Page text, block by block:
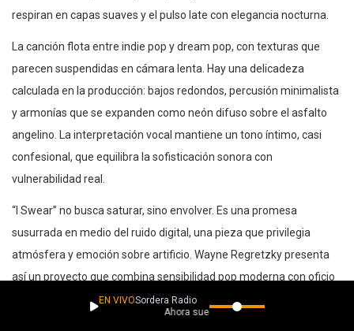
respiran en capas suaves y el pulso late con elegancia nocturna.
La canción flota entre indie pop y dream pop, con texturas que
parecen suspendidas en cámara lenta. Hay una delicadeza
calculada en la producción: bajos redondos, percusión minimalista
y armonías que se expanden como neón difuso sobre el asfalto
angelino. La interpretación vocal mantiene un tono íntimo, casi
confesional, que equilibra la sofisticación sonora con
vulnerabilidad real.
“I Swear” no busca saturar, sino envolver. Es una promesa
susurrada en medio del ruido digital, una pieza que privilegia
atmósfera y emoción sobre artificio. Wayne Regretzky presenta
así un proyecto que combina sensibilidad pop moderna con oficio
de productor experimentado, dejando claro que este nuevo
EN VIVOSordera Radio
Ahora suena